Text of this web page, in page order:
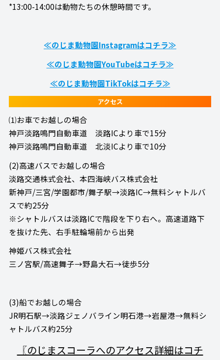
*13:00-14:00は動物たちの休憩時間です。
≪のじま動物園Instagramはコチラ≫
≪のじま動物園YouTubeはコチラ≫
≪のじま動物園TikTokはコチラ≫
アクセス
⑴お車でお越しの場合
神戸淡路鳴門自動車道 淡路ICより車で15分
神戸淡路鳴門自動車道 北淡ICより車で10分
(2)高速バスでお越しの場合
淡路交通株式会社、本四海峡バス株式会社
新神戸/三宮/学園都市/舞子駅→淡路IC→無料シャトルバ
スで約25分
※シャトルバスは淡路ICで階段を下り右へ。高速道路下
を抜けた先、右手駐輪場前から出発
神姫バス株式会社
三ノ宮駅/高速舞子→野島大石→徒歩5分
(3)船でお越しの場合
JR明石駅→淡路ジェノバライン明石港→岩屋港→無料シ
ャトルバス約25分
〖のじまスコーラへのアクセス詳細はコチ